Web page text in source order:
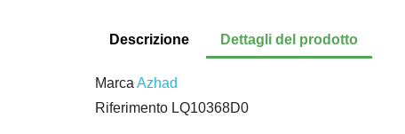
Descrizione Dettagli del prodotto
MarcaAzhad
Riferimento LQ10368D0